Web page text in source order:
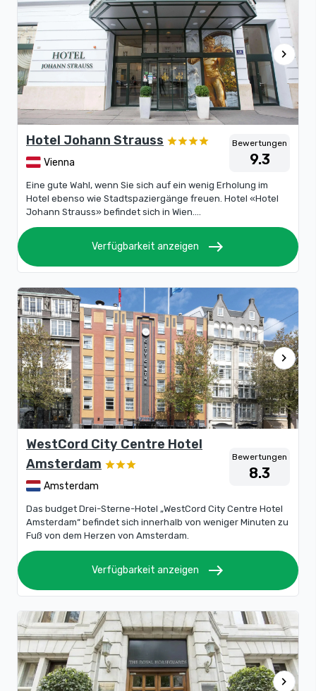
chevron_right
Hotel Johann Strauss
Vienna
Bewertungen
9.3
Eine gute Wahl, wenn Sie sich auf ein wenig Erholung im
Hotel ebenso wie Stadtspaziergänge freuen. Hotel «Hotel
Johann Strauss» befindet sich in Wien....
Verfügbarkeit anzeigen east
chevron_right
WestCord City Centre Hotel
Amsterdam
Amsterdam
Bewertungen
8.3
Das budget Drei-Sterne-Hotel „WestCord City Centre Hotel
Amsterdam“ befindet sich innerhalb von weniger Minuten zu
Fuß von dem Herzen von Amsterdam.
Verfügbarkeit anzeigen east
chevron_right